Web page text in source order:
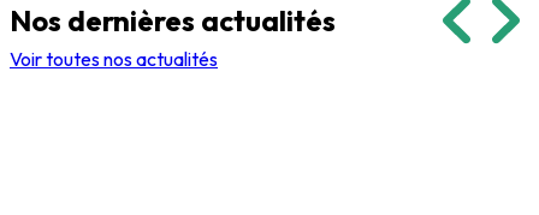
Nos dernières actualités
Voir toutes nos actualités
Événements